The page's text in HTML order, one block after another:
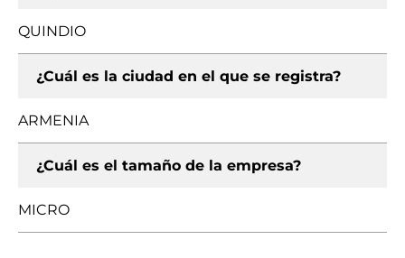
QUINDIO
¿Cuál es la ciudad en el que se registra?
ARMENIA
¿Cuál es el tamaño de la empresa?
MICRO